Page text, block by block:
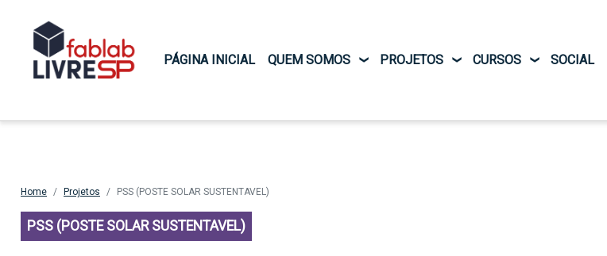
Main navigation
PÁGINA INICIAL QUEM SOMOS PROJETOS CURSOS SOCIAL
Home Projetos PSS (POSTE SOLAR SUSTENTAVEL)
PSS (POSTE SOLAR SUSTENTAVEL)